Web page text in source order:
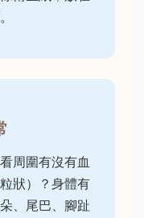
周圍有沒有血
狀）？身體有
、尾巴、腳趾